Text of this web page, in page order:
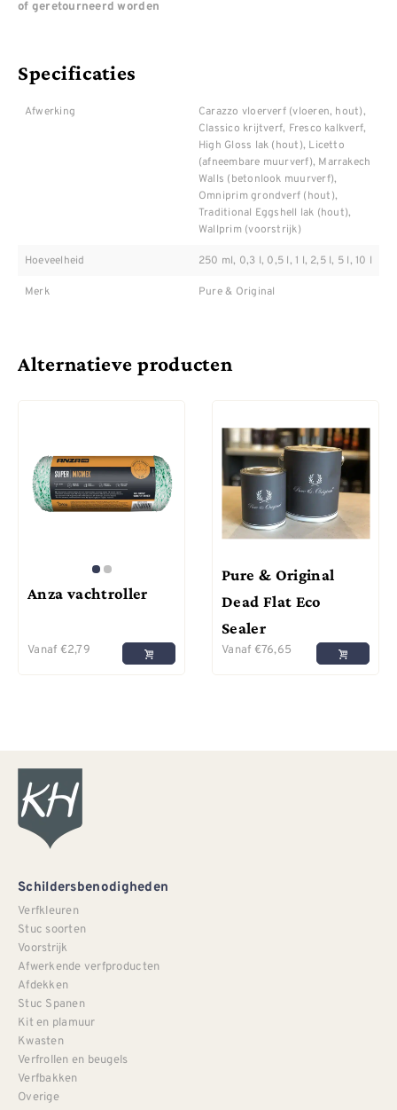
of geretourneerd worden
Specificaties
Afwerking
Carazzo vloerverf (vloeren, hout),
Classico krijtverf, Fresco kalkverf,
High Gloss lak (hout), Licetto
(afneembare muurverf), Marrakech
Walls (betonlook muurverf),
Omniprim grondverf (hout),
Traditional Eggshell lak (hout),
Wallprim (voorstrijk)
Hoeveelheid 250 ml, 0,3 l, 0,5 l, 1 l, 2,5 l, 5 l, 10 l
Merk Pure & Original
Alternatieve producten
Anza vachtroller
Vanaf €2,79
Pure & Original
Dead Flat Eco
Sealer
Vanaf €76,65
Schildersbenodigheden
Verfkleuren
Stuc soorten
Voorstrijk
Afwerkende verfproducten
Afdekken
Stuc Spanen
Kit en plamuur
Kwasten
Verfrollen en beugels
Verfbakken
Overige